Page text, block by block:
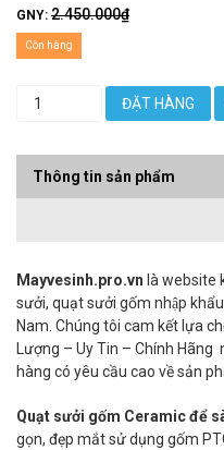
GNY: 2.450.000₫
Còn hàng
ĐẶT HÀNG
Thông tin sản phẩm
Mayvesinh.pro.vn là website
sưởi, quạt sưởi gốm nhập
Nam. Chúng tôi cam kết lựa
Lượng – Uy Tin – Chính
hàng có yêu cầu cao về sản
Quạt sưởi gốm Ceramic để
gọn, đẹp mắt sử dụng gốm